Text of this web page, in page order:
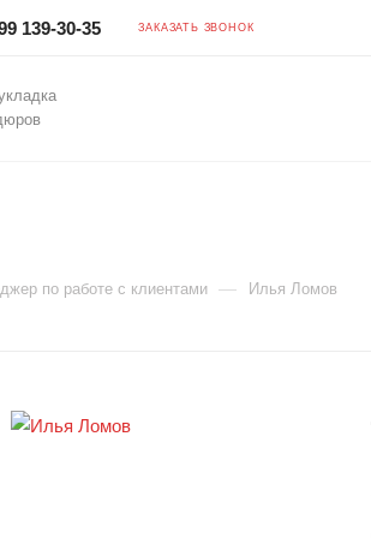
139-30-35 ЗАКАЗАТЬ ЗВОНОК
по работе с клиентами — Илья Ломов